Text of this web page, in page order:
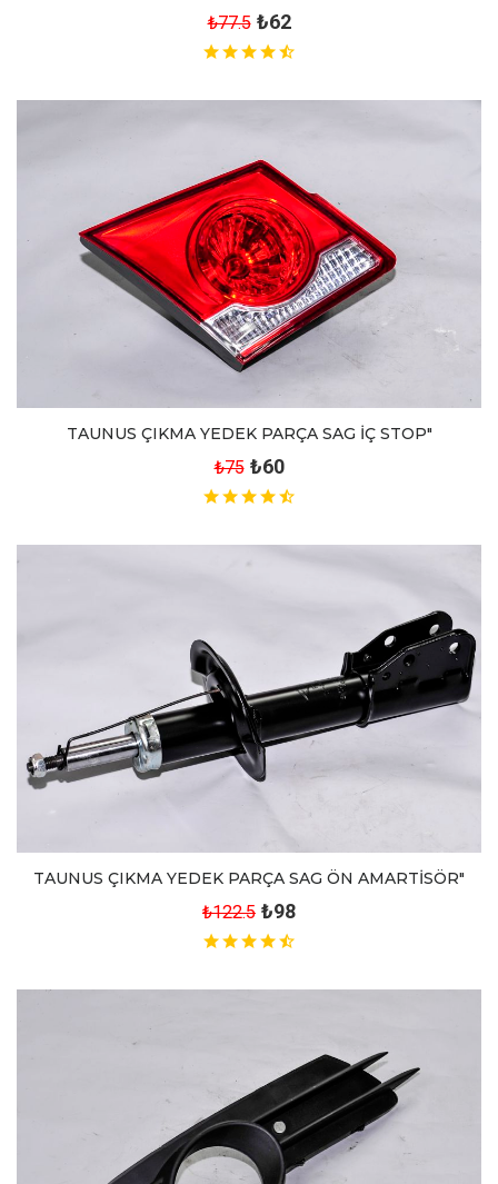
₺77.5 ₺62
TAUNUS ÇIKMA YEDEK PARÇA SAG İÇ STOP"
₺75 ₺60
TAUNUS ÇIKMA YEDEK PARÇA SAG ÖN AMARTİSÖR"
₺122.5 ₺98